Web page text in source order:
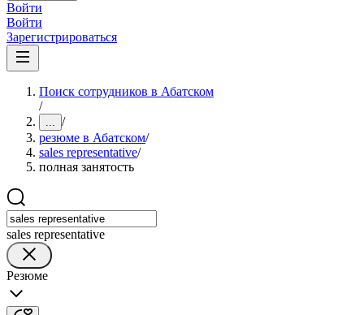
Войти
Войти
Зарегистрироваться
Поиск сотрудников в Абатском
/
... /
резюме в Абатском/
sales representative/
полная занятость
sales representative
Резюме